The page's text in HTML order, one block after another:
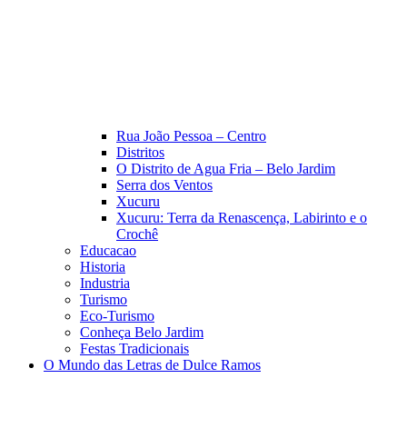
Rua João Pessoa – Centro
Distritos
O Distrito de Agua Fria – Belo Jardim
Serra dos Ventos
Xucuru
Xucuru: Terra da Renascença, Labirinto e o
Crochê
Educacao
Historia
Industria
Turismo
Eco-Turismo
Conheça Belo Jardim
Festas Tradicionais
O Mundo das Letras de Dulce Ramos